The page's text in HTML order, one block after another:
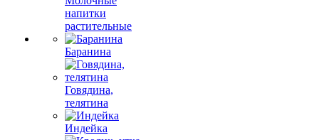
напитки
растительные
Баранина
Говядина,
телятина
Индейка